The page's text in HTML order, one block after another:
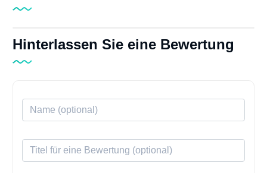
Hinterlassen Sie eine Bewertung